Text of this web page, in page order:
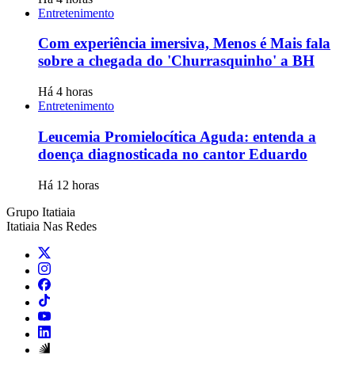
Entretenimento
Com experiência imersiva, Menos é Mais fala
sobre a chegada do 'Churrasquinho' a BH
Há 4 horas
Entretenimento
Leucemia Promielocítica Aguda: entenda a
doença diagnosticada no cantor Eduardo
Há 12 horas
Grupo Itatiaia
Itatiaia Nas Redes